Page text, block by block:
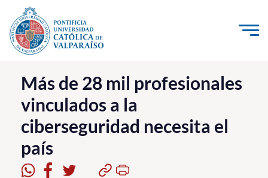
Click acá para ir directamente al contenido
La Universidad
Investigación, Creación e Innovación
PUCV Internacional
Vinculación con el Medio
Más de 28 mil profesionales
vinculados a la
ciberseguridad necesita el
país